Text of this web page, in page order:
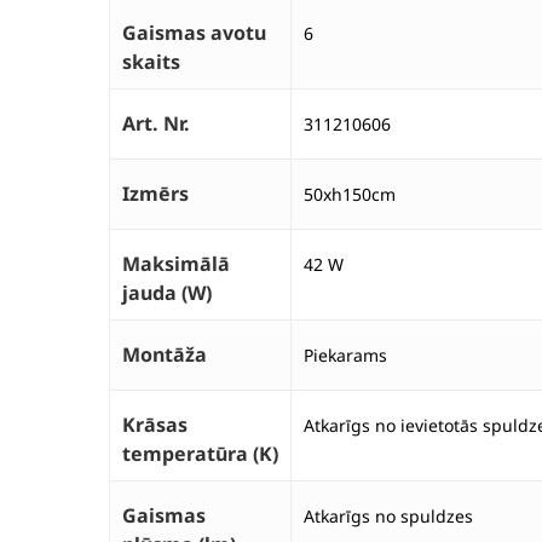
Gaismas avotu
skaits
6
Art. Nr. 311210606
Izmērs 50xh150cm
Maksimālā
jauda (W)
42 W
Montāža Piekarams
Krāsas
temperatūra (K)
Atkarīgs no ievietotās
Gaismas
Atkarīgs no spuldzes